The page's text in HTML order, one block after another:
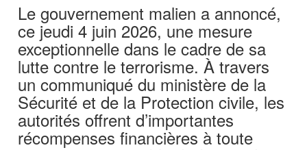
Le gouvernement malien a annoncé,
ce jeudi 4 juin 2026, une mesure
exceptionnelle dans le cadre de sa
lutte contre le terrorisme. À travers
un communiqué du ministère de la
Sécurité et de la Protection civile, les
autorités offrent d’importantes
récompenses financières à toute